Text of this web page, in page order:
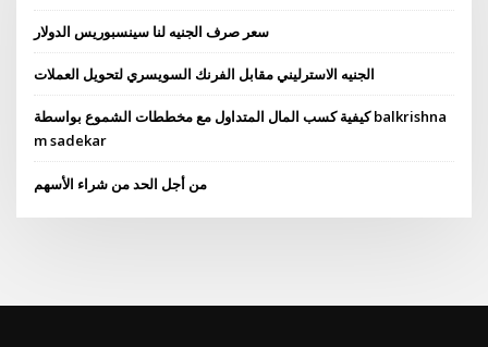
سعر صرف الجنيه لنا سينسبوريس الدولار
الجنيه الاسترليني مقابل الفرنك السويسري لتحويل العملات
كيفية كسب المال المتداول مع مخططات الشموع بواسطة balkrishna
m sadekar
من أجل الحد من شراء الأسهم